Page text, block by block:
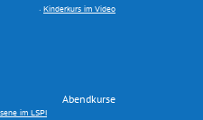
Kinderkurs im Video
Abendkurse
im LSPI